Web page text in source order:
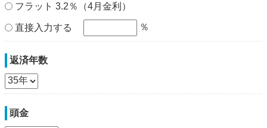
フラット 3.2％（4月金利）
直接入力する ％
返済年数
頭金